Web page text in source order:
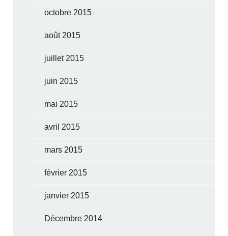
octobre 2015
août 2015
juillet 2015
juin 2015
mai 2015
avril 2015
mars 2015
février 2015
janvier 2015
Décembre 2014